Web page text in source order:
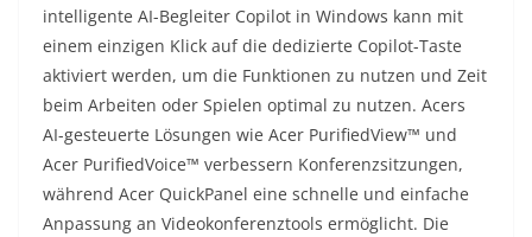
intelligente AI-Begleiter Copilot in Windows kann mit
einem einzigen Klick auf die dedizierte Copilot-Taste
aktiviert werden, um die Funktionen zu nutzen und Zeit
beim Arbeiten oder Spielen optimal zu nutzen. Acers
AI-gesteuerte Lösungen wie Acer PurifiedView™ und
Acer PurifiedVoice™ verbessern Konferenzsitzungen,
während Acer QuickPanel eine schnelle und einfache
Anpassung an Videokonferenztools ermöglicht. Die